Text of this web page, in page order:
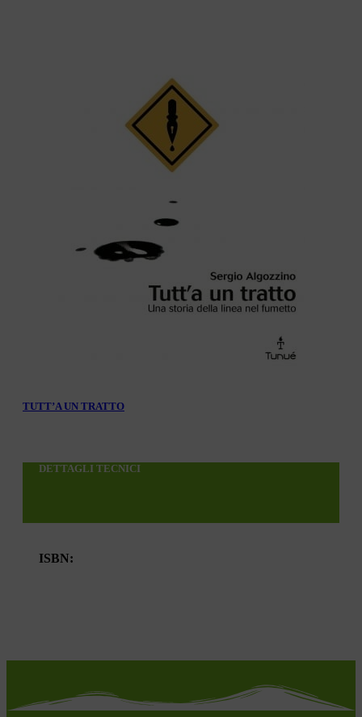
TUTT’A UN TRATTO
DETTAGLI TECNICI
ISBN: